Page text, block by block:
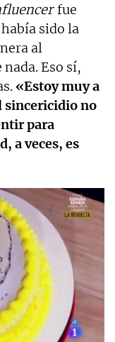
fue
sido la
al
Eso sí,
«Estoy muy a
sincericidio no
para
a veces, es